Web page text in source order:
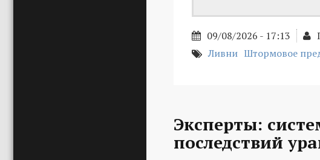
09/08/2026 - 17:13
Ливни Штормовое
Эксперты:
последствий